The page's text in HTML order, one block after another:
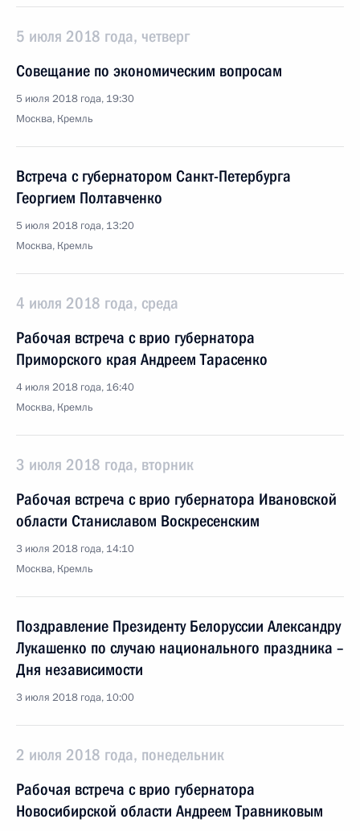
5 июля 2018 года, четверг
Совещание по экономическим вопросам
5 июля 2018 года, 19:30
Москва, Кремль
Встреча с губернатором Санкт-Петербурга
Георгием Полтавченко
5 июля 2018 года, 13:20
Москва, Кремль
4 июля 2018 года, среда
Рабочая встреча с врио губернатора
Приморского края Андреем Тарасенко
4 июля 2018 года, 16:40
Москва, Кремль
3 июля 2018 года, вторник
Рабочая встреча с врио губернатора Ивановской
области Станиславом Воскресенским
3 июля 2018 года, 14:10
Москва, Кремль
Поздравление Президенту Белоруссии Александру
Лукашенко по случаю национального праздника –
Дня независимости
3 июля 2018 года, 10:00
2 июля 2018 года, понедельник
Рабочая встреча с врио губернатора
Новосибирской области Андреем Травниковым